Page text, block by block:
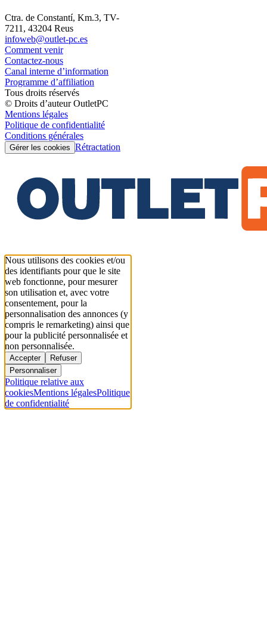
Ctra. de Constantí, Km.3, TV-
7211, 43204 Reus
infoweb@outlet-pc.es
Comment venir
Contactez-nous
Canal interne d’information
Programme d’affiliation
Tous droits réservés
© Droits d’auteur OutletPC
Mentions légales
Politique de confidentialité
Conditions générales
Gérer les cookies Rétractation
Nous utilisons des cookies et/ou
des identifiants pour que le site
web fonctionne, pour mesurer
son utilisation et, avec votre
consentement, pour la
personnalisation des annonces (y
compris le remarketing) ainsi que
pour la publicité personnalisée et
non personnalisée.
Accepter
Refuser
Personnaliser
Politique relative aux
cookiesMentions légalesPolitique
de confidentialité